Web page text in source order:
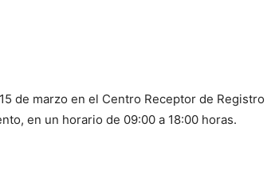
de marzo en el Centro Receptor de Registro
en un horario de 09:00 a 18:00 horas.